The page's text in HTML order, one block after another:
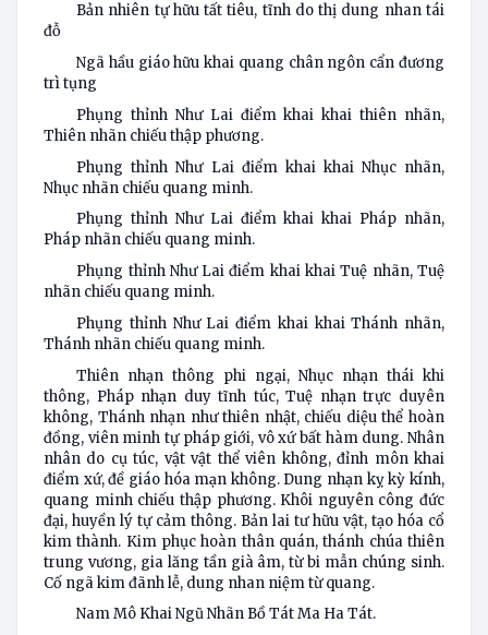
Bản nhiên tự hữu tất tiêu, tĩnh do thị dung nhan tái
đỗ
Ngã hầu giáo hữu khai quang chân ngôn cẩn đương
trì tụng
Phụng thỉnh Như Lai điểm khai khai thiên nhãn,
Thiên nhãn chiếu thập phương.
Phụng thỉnh Như Lai điểm khai khai Nhục nhãn,
Nhục nhãn chiếu quang minh.
Phụng thỉnh Như Lai điểm khai khai Pháp nhãn,
Pháp nhãn chiếu quang minh.
Phụng thỉnh Như Lai điểm khai khai Tuệ nhãn, Tuệ
nhãn chiếu quang minh.
Phụng thỉnh Như Lai điểm khai khai Thánh nhãn,
Thánh nhãn chiếu quang minh.
Thiên nhạn thông phi ngại, Nhục nhạn thái khi
thông, Pháp nhạn duy tĩnh túc, Tuệ nhạn trực duyên
không, Thánh nhạn như thiên nhật, chiếu diệu thể hoàn
đồng, viên minh tự pháp giới, vô xứ bất hàm dung. Nhân
nhân do cụ túc, vật vật thể viên không, đỉnh môn khai
điểm xứ, đề giáo hóa mạn không. Dung nhạn kỵ kỳ kính,
quang minh chiếu thập phương. Khôi nguyên công đức
đại, huyền lý tự cảm thông. Bản lai tư hữu vật, tạo hóa cổ
kim thành. Kim phục hoàn thân quán, thánh chúa thiên
trung vương, gia lăng tần già âm, từ bi mẫn chúng sinh.
Cố ngã kim đãnh lễ, dung nhan niệm từ quang.
Nam Mô Khai Ngũ Nhãn Bồ Tát Ma Ha Tát.